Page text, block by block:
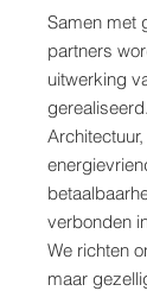
Samen met
partners
uitwerking
gerealiseerd.
verbonden
We richten
maar